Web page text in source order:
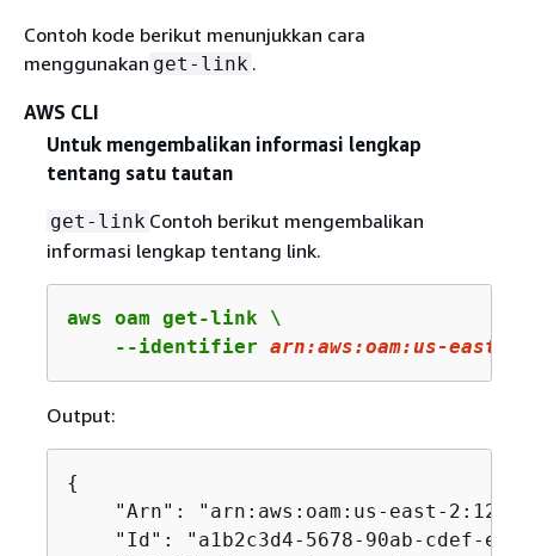
Contoh kode berikut menunjukkan cara
menggunakan get-link .
AWS CLI
Untuk mengembalikan informasi lengkap
tentang satu tautan
get-link Contoh berikut mengembalikan
informasi lengkap tentang link.
aws oam get-link \
    --identifier
arn:aws:oam:us-east-
Output:
{
"Arn": "arn:aws:oam:us-east-
"Id": "a1b2c3d4-5678-90ab-cdef-